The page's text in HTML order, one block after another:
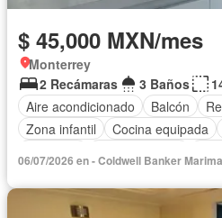
$ 45,000 MXN/mes
Monterrey
2 Recámaras
3 Baños
Aire acondicionado
Balcón
Zona infantil
Cocina equipada
06/07/2026 en - Coldwell Banker